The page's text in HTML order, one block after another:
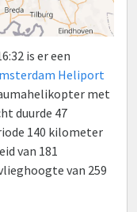
is er een
Heliport
met
duurde 47
140 kilometer
van 181
van 259